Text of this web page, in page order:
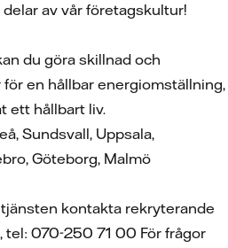
av vår företagskultur!
du göra skillnad och
en hållbar energiomställning,
ett hållbart liv.
Sundsvall, Uppsala,
Göteborg, Malmö
kontakta rekryterande
tel: 070-250 71 00 För frågor